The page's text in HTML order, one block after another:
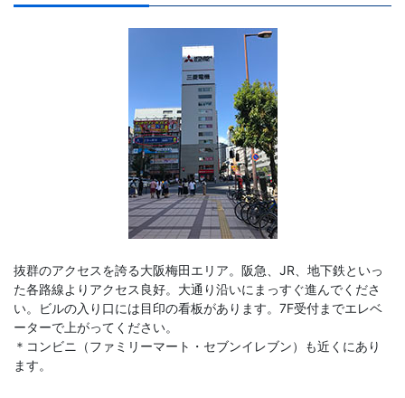
抜群のアクセスを誇る大阪梅田エリア。阪急、JR、地下鉄といっ
た各路線よりアクセス良好。大通り沿いにまっすぐ進んでくださ
い。ビルの入り口には目印の看板があります。7F受付までエレベ
ーターで上がってください。
＊コンビニ（ファミリーマート・セブンイレブン）も近くにあり
ます。